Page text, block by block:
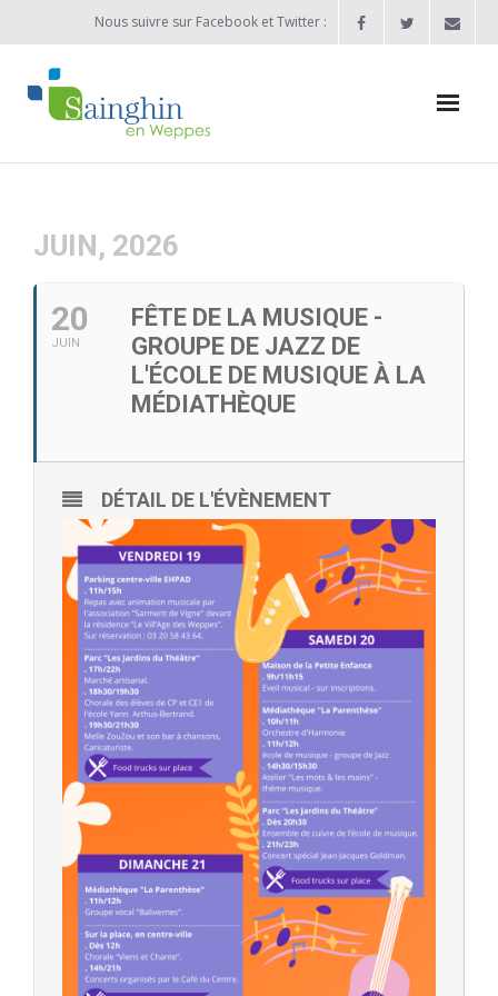
Nous suivre sur Facebook et Twitter :
Agenda
- Allocation d’études 2025/2026
- Inscriptions rentrée scolaire 2026-2027
- - Ecole Yann Arthus-Bertrand
- - Ecole Sainte Marie
- - Menus restaurant scolaire
- Loisirs
- - Centres de loisirs
- - Mercredis récréatifs
- - Espace jeunes 12 / 17 ans
- - Conseil Municipal Enfants
- - Conseil Municipal Jeunes
- - Recrutement animateurs
JUIN, 2026
20
JUIN
FÊTE DE LA MUSIQUE -
GROUPE DE JAZZ DE
L'ÉCOLE DE MUSIQUE À LA
MÉDIATHÈQUE
DÉTAIL DE L'ÉVÈNEMENT